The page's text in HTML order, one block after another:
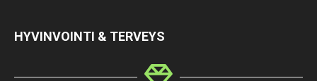
HYVINVOINTI & TERVEYS